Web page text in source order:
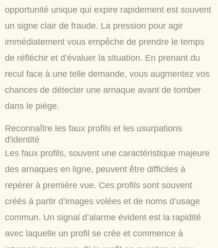
opportunité unique qui expire rapidement est souvent
un signe clair de fraude. La pression pour agir
immédiatement vous empêche de prendre le temps
de réfléchir et d’évaluer la situation. En prenant du
recul face à une telle demande, vous augmentez vos
chances de détecter une arnaque avant de tomber
dans le piège.
Reconnaître les faux profils et les usurpations
d'identité
Les faux profils, souvent une caractéristique majeure
des arnaques en ligne, peuvent être difficiles à
repérer à première vue. Ces profils sont souvent
créés à partir d’images volées et de noms d’usage
commun. Un signal d’alarme évident est la rapidité
avec laquelle un profil se crée et commence à